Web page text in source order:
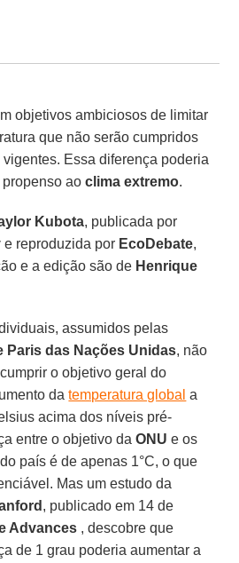
objetivos ambiciosos de limitar
que não serão cumpridos
Essa diferença poderia
propenso aoclima extremo.
Kubota, publicada por
e reproduzida por EcoDebate,
e a edição são de Henrique
assumidos pelas
Paris das Nações Unidas, não
o objetivo geral do
datemperatura global a
acima dos níveis pré-
entre o objetivo daONU e os
país é de apenas 1°C, o que
Mas um estudo da
, publicado em 14 de
Advances , descobre que
de 1 grau poderia aumentar a